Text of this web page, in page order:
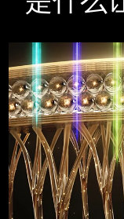
护肤品
全部购买
FOREO APP
关于我们
日本
泽西岛
哈萨克斯坦
科威特
拉脱维亚